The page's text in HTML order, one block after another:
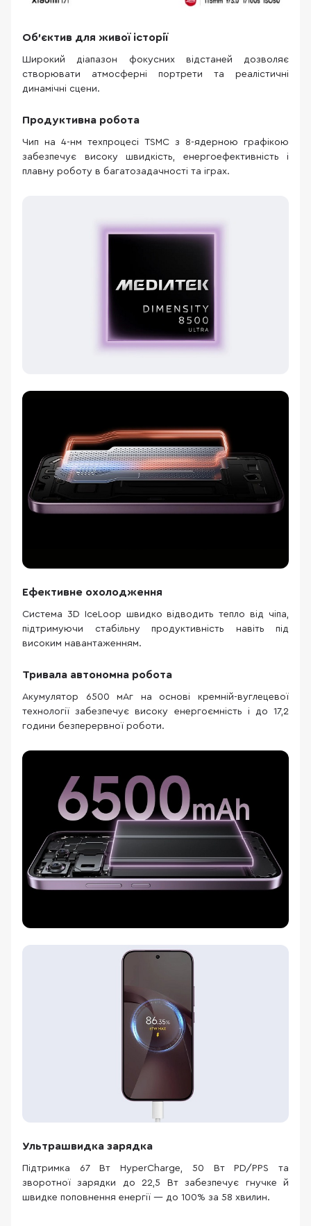
Об'єктив для живої історії
Широкий діапазон фокусних відстаней дозволяє
створювати атмосферні портрети та реалістичні
динамічні сцени.
Продуктивна робота
Чип на 4-нм техпроцесі TSMC з 8-ядерною графікою
забезпечує високу швидкість, енергоефективність і
плавну роботу в багатозадачності та іграх.
Ефективне охолодження
Система 3D IceLoop швидко відводить тепло від чіпа,
підтримуючи стабільну продуктивність навіть під
високим навантаженням.
Тривала автономна робота
Акумулятор 6500 мАг на основі кремній-вуглецевої
технології забезпечує високу енергоємність і до 17,2
години безперервної роботи.
Ультрашвидка зарядка
Підтримка 67 Вт HyperCharge, 50 Вт PD/PPS та
зворотної зарядки до 22,5 Вт забезпечує гнучке й
швидке поповнення енергії — до 100% за 58 хвилин.